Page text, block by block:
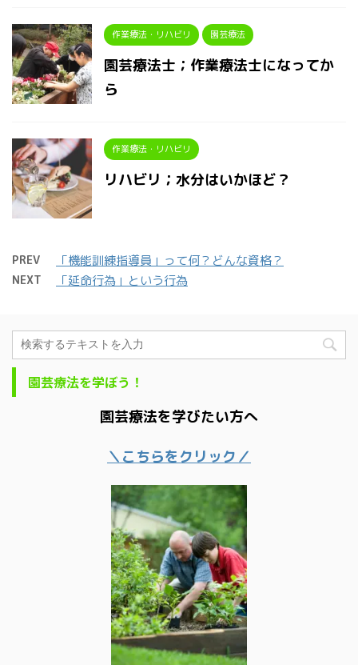
作業療法・リハビリ 園芸療法
園芸療法士；作業療法士になってか
ら
作業療法・リハビリ
リハビリ；水分はいかほど？
PREV 「機能訓練指導員」って何？どんな資格？
NEXT 「延命行為」という行為
園芸療法を学ぼう！
園芸療法を学びたい方へ
＼こちらをクリック／